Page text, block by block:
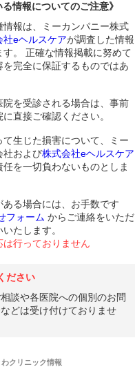
る情報についてのご注意》
情報は、ミーカンパニー株式
社eヘルスケアが調査した情報
す。 正確な情報掲載に努めて
を完全に保証するものではあ
院を受診される場合は、事前
直接ご確認ください。
て生じた損害について、ミー
社および株式会社eヘルスケア
を一切負わないものとしま
る場合には、お手数です
フォーム からご連絡をいただ
たします。
行っておりません
ださい
談や各医院への個別のお問
どは受け付けておりませ
クリニック情報